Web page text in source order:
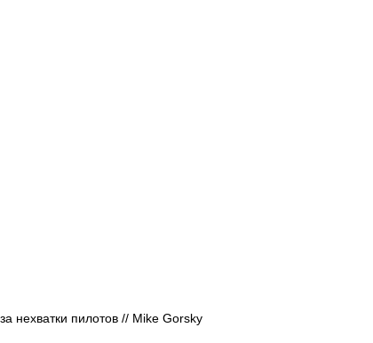
нехватки пилотов // Mike Gorsky